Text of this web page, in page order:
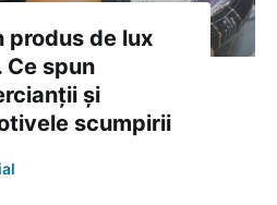
produs de lux
Ce spun
și
scumpirii